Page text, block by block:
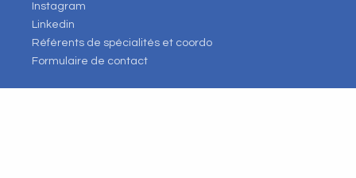
Instagram
Linkedin
Référents de spécialités et coordo
Formulaire de contact